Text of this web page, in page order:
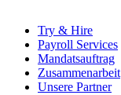
Try & Hire
Payroll Services
Mandatsauftrag
Zusammenarbeit
Unsere Partner